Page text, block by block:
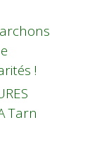
!
Tarn